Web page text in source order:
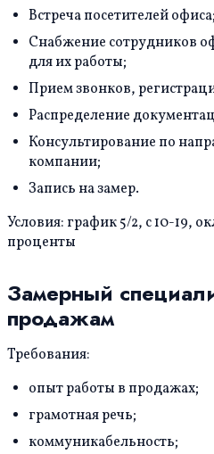
Встреча посетителей офиса;
Снабжение сотрудников
для их работы;
Прием звонков,
Распределение
Консультирование по
компании;
Запись на замер.
Условия: график 5/2, с 10-19,
проценты
Замерный
продажам
Требования:
опыт работы в продажах;
грамотная речь;
коммуникабельность;